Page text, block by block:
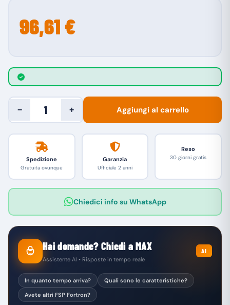
96,61 €
− + Aggiungi al carrello
Spedizione
Gratuita ovunque
Garanzia
Ufficiale 2 anni
Reso
30 giorni gratis
Chiedici info su WhatsApp
Hai domande? Chiedi a MAX
Assistente AI • Risposte in tempo reale
AI
In quanto tempo arriva?
Quali sono le caratteristiche?
Avete altri FSP Fortron?